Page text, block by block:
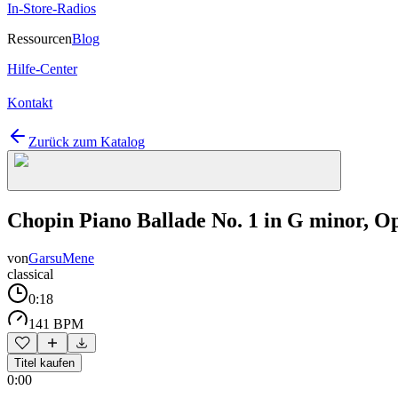
In-Store-Radios
RessourcenBlog
Hilfe-Center
Kontakt
Zurück zum Katalog
Chopin Piano Ballade No. 1 in G minor,
vonGarsuMene
classical
0:18
141 BPM
Titel kaufen
0:00